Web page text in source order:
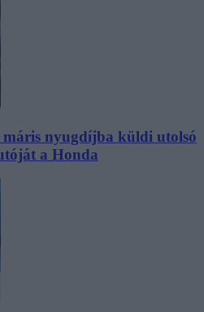
máris nyugdíjba küldi utolsó
a Honda